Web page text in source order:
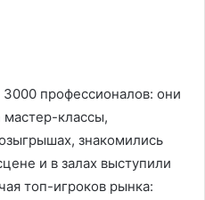
профессионалов: они
классы,
знакомились
и в залах выступили
топ-игроков рынка: